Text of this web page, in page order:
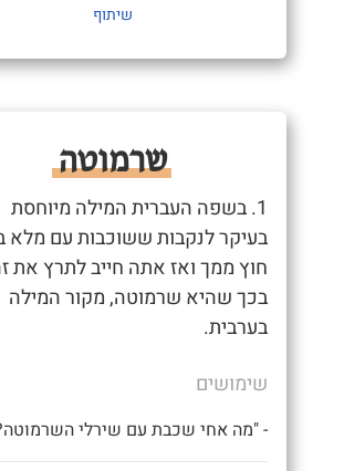
שיתוף
שרמוטה
1. בשפה העברית המילה מיוחסת
בעיקר לנקבות ששוכבות עם מלא
חוץ ממך ואז אתה חייב לתרץ את
בכך שהיא שרמוטה, מקור המילה
בערבית.
שימושים
- "מה אחי שכבת עם שירלי